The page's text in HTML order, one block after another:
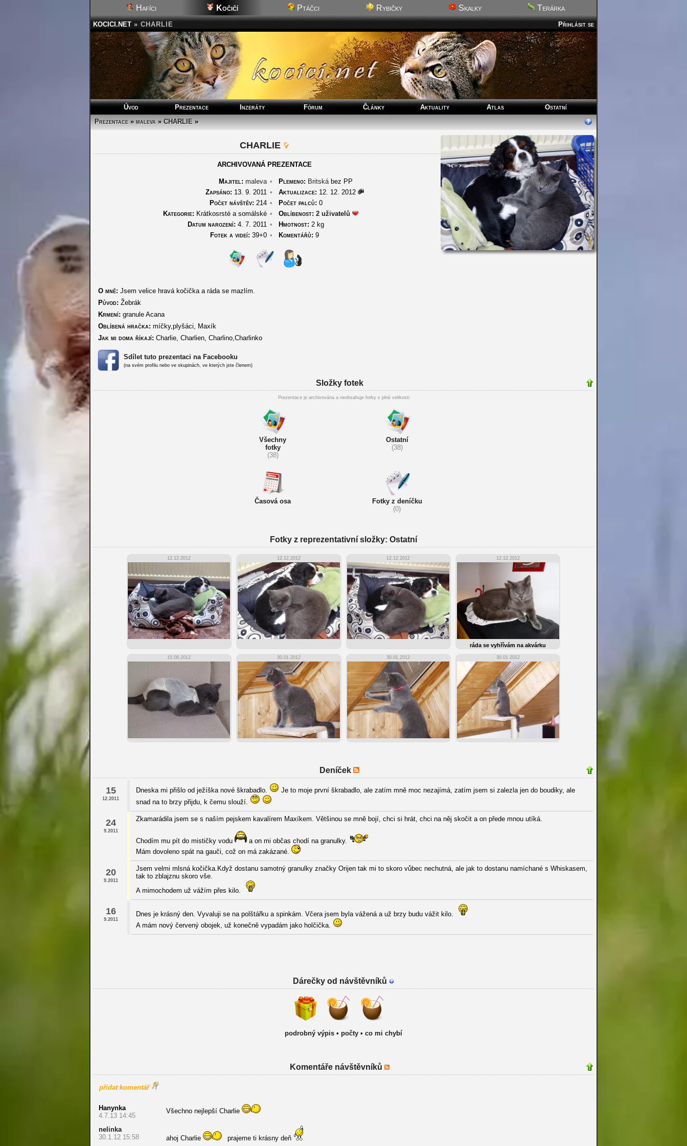
Hafíci Kočičí Ptáčci Rybičky Skalky Terárka
Přihlásit se
KOCICI.NET » CHARLIE
Úvod Prezentace Inzeráty Fórum Články Aktuality Atlas
Ostatní
Prezentace»maleva»CHARLIE»
CHARLIE
ARCHIVOVANÁ PREZENTACE
Majitel: maleva • Plemeno: Britskábez PP
Zapsáno: 13. 9. 2011 • Aktualizace: 12. 12. 2012
Počet návštěv: 214 • Počet palců: 0
Kategorie: Krátkosrsté a somálské • Oblíbenost: 2 uživatelů
Datum narození: 4. 7. 2011 • Hmotnost: 2 kg
Fotek a videí: 39+0 • Komentářů: 9
O mně: Jsem velice hravá kočička a ráda se mazlím.
Původ: Žebrák
Krmení: granule Acana
Oblíbená hračka: míčky,plyšáci, Maxík
Jak mi doma říkají: Charlie, Charlien, Charlino,Charlinko
Sdílet tuto prezentaci na Facebooku
(na svém profilu nebo ve skupinách, ve kterých jste členem)
Složky fotek
Prezentace je archivována a neobsahuje fotky v plné velikosti
Všechny
fotky
(38)
Ostatní
(38)
Časová osa
Fotky z deníčku
(0)
Fotky z reprezentativní složky: Ostatní
12.12.2012 12.12.2012 12.12.2012 12.12.2012
ráda se vyhřívám na akvárku
15.08.2012 30.01.2012 30.01.2012 30.01.2012
Deníček
15
12.2011
Dneska mi přišlo od ježíška nové škrabadlo.
Je to moje první škrabadlo, ale zatím mně moc nezajímá, zatím jsem si zalezla jen do boudiky, ale
snad na to brzy přijdu, k čemu slouží.
24
9.2011
Zkamarádila jsem se s naším pejskem kavalírem Maxíkem. Většinou se mně bojí, chci si hrát, chci na něj skočit a on přede mnou utíká.
Chodím mu pít do mističky vodu
a on mi občas chodí na granulky.
Mám dovoleno spát na gauči, což on má zakázané.
20
9.2011
Jsem velmi mlsná kočička.Když dostanu samotný granulky značky Orijen tak mi to skoro vůbec nechutná, ale jak to dostanu namíchané s Whiskasem,
tak to zblajznu skoro vše.
A mimochodem už vážím přes kilo.
16
9.2011
Dnes je krásný den. Vyvaluji se na polštářku a spinkám. Včera jsem byla vážená a už brzy budu vážit kilo.
A mám nový červený obojek, už konečně vypadám jako holčička.
Dárečky od návštěvníků
podrobný výpis • počty • co mi chybí
Komentáře návštěvníků
přidat komentář
Hanynka
4.7.13 14:45
Všechno nejlepší Charlie
nelinka
30.1.12 15:58
ahoj Charlie prajeme ti krásny deň